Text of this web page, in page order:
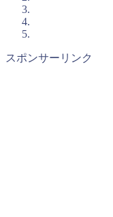
スポンサーリンク